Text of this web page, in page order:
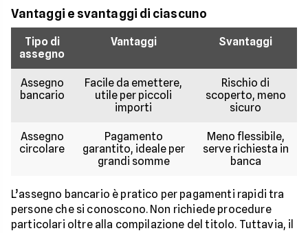
Vantaggi e svantaggi di ciascuno
Tipo di
assegno
Vantaggi Svantaggi
Assegno
bancario
Facile da emettere,
utile per piccoli
importi
Rischio di
scoperto, meno
sicuro
Assegno
circolare
Pagamento
garantito, ideale per
grandi somme
Meno flessibile,
serve richiesta in
banca
L’assegno bancario è pratico per pagamenti rapidi tra
persone che si conoscono. Non richiede procedure
particolari oltre alla compilazione del titolo. Tuttavia, il